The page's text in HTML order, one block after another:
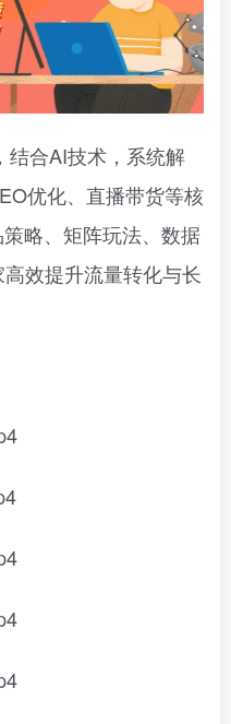
结合AI技术，系统解
优化、直播带货等核
略、矩阵玩法、数据
效提升流量转化与长